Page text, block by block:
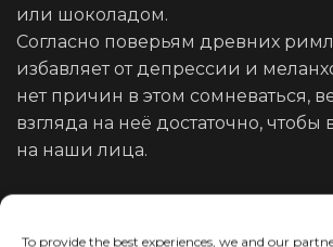
To provide the best experiences, we and our
или шоколадом.
Согласно поверьям древних
избавляет от депрессии и
нет причин в этом сомневаться,
взгляда на неё достаточно, чтобы
на наши лица.
вот рекомендации по